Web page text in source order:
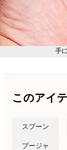
手
このアイ
スプーン
プージャ